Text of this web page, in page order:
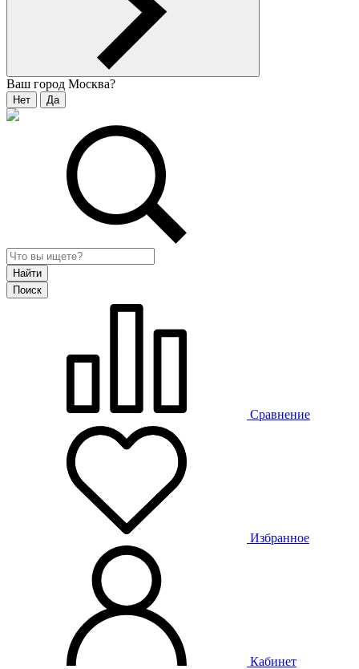
Ваш город Москва?
Нет Да
Сравнение
Избранное
Кабинет